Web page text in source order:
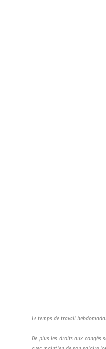
Le temps de travail
De plus les droits aux congés